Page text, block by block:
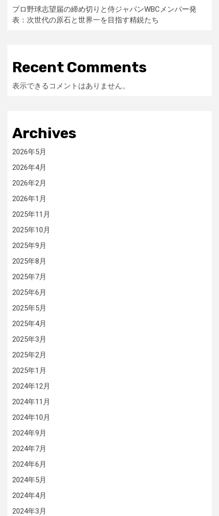
プロ野球志望届の締め切りと侍ジャパンWBCメンバー発
表：次世代の原石と世界一を目指す精鋭たち
Recent Comments
表示できるコメントはありません。
Archives
2026年5月
2026年4月
2026年2月
2026年1月
2025年11月
2025年10月
2025年9月
2025年8月
2025年7月
2025年6月
2025年5月
2025年4月
2025年3月
2025年2月
2025年1月
2024年12月
2024年11月
2024年10月
2024年9月
2024年7月
2024年6月
2024年5月
2024年4月
2024年3月